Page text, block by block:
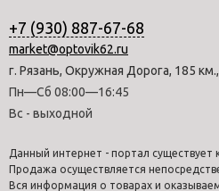
+7 (930) 887-67-68
market@optovik62.ru
г. Рязань, Окружная Дорога, 185
Пн—Сб 08:00—16:45
Вс - выходной
Данный интернет - портал существует
Продажа осуществляется
Вся информация о товарах и